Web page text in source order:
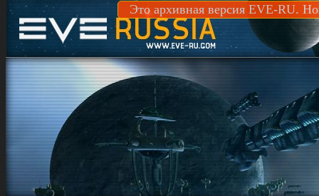
Это архивная версия EVE-RU.